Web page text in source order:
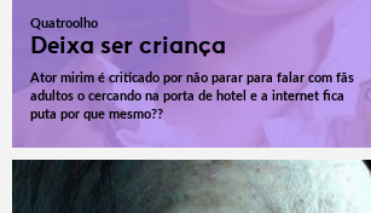
Quatroolho
Deixa ser criança
Ator mirim é criticado por não parar para falar com fãs
adultos o cercando na porta de hotel e a internet fica
puta por que mesmo??